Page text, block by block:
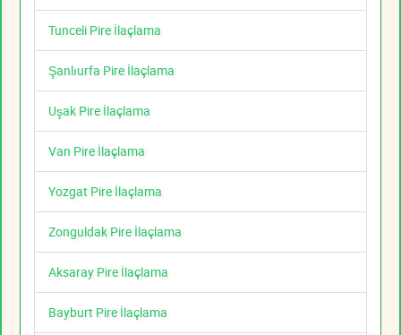
Tunceli Pire İlaçlama
Şanlıurfa Pire İlaçlama
Uşak Pire İlaçlama
Van Pire İlaçlama
Yozgat Pire İlaçlama
Zonguldak Pire İlaçlama
Aksaray Pire İlaçlama
Bayburt Pire İlaçlama